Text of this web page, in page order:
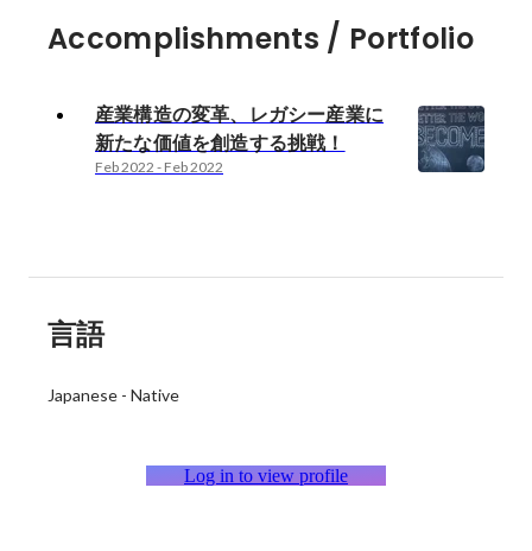
Accomplishments / Portfolio
産業構造の変革、レガシー産業に
新たな価値を創造する挑戦！
Feb 2022 - Feb 2022
言語
Japanese - Native
Log in to view profile